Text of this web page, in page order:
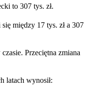
to 307 tys. zł.
między 17 tys. zł a 307
czasie. Przeciętna zmiana
latach wynosił: